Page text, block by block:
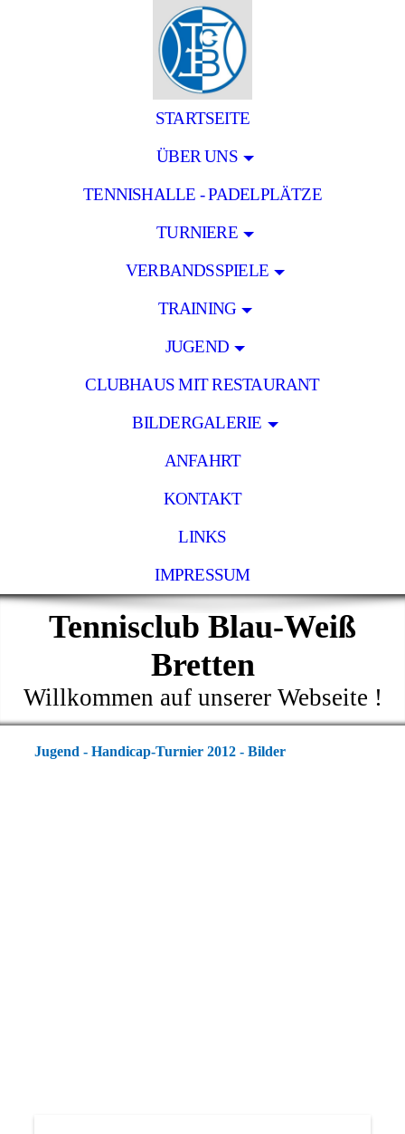
STARTSEITE
ÜBER UNS
TENNISHALLE - PADELPLÄTZE
TURNIERE
VERBANDSSPIELE
TRAINING
JUGEND
CLUBHAUS MIT RESTAURANT
BILDERGALERIE
ANFAHRT
KONTAKT
LINKS
IMPRESSUM
Tennisclub Blau-Weiß
Bretten
Willkommen auf unserer Webseite !
Jugend - Handicap-Turnier 2012 - Bilder